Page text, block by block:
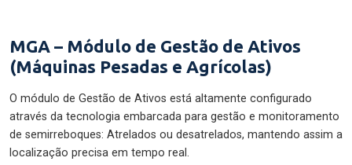
MGA – Módulo de Gestão de Ativos
(Máquinas Pesadas e Agrícolas)
O módulo de Gestão de Ativos está altamente configurado
através da tecnologia embarcada para gestão e monitoramento
de semirreboques: Atrelados ou desatrelados, mantendo assim a
localização precisa em tempo real.